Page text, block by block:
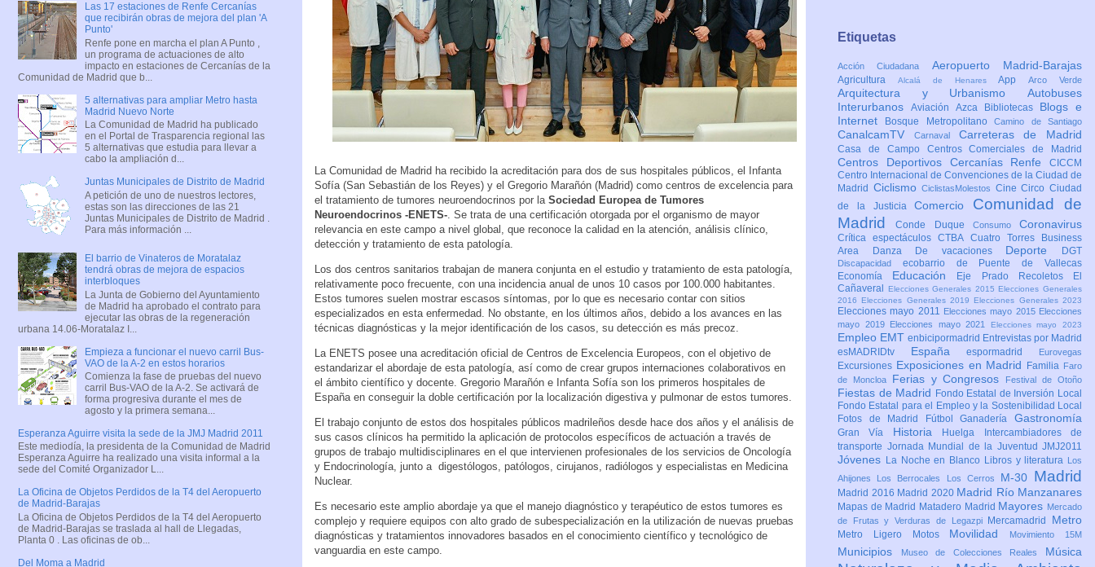
La Comunidad de Madrid ha recibido la acreditación para dos de sus hospitales públicos, el Infanta
Sofía (San Sebastián de los Reyes) y el Gregorio Marañón (Madrid) como centros de excelencia para
el tratamiento de tumores neuroendocrinos por la Sociedad Europea de Tumores
Neuroendocrinos -ENETS- . Se trata de una certificación otorgada por el organismo de mayor
relevancia en este campo a nivel global, que reconoce la calidad en la atención, análisis clínico,
detección y tratamiento de esta patología.
Los dos centros sanitarios trabajan de manera conjunta en el estudio y tratamiento de esta patología,
relativamente poco frecuente, con una incidencia anual de unos 10 casos por 100.000 habitantes.
Estos tumores suelen mostrar escasos síntomas, por lo que es necesario contar con sitios
especializados en esta enfermedad. No obstante, en los últimos años, debido a los avances en las
técnicas diagnósticas y la mejor identificación de los casos, su detección es más precoz.
La ENETS posee una acreditación oficial de Centros de Excelencia Europeos, con el objetivo de
estandarizar el abordaje de esta patología, así como de crear grupos internaciones colaborativos en
el ámbito científico y docente. Gregorio Marañón e Infanta Sofía son los primeros hospitales de
España en conseguir la doble certificación por la localización digestiva y pulmonar de estos tumores.
El trabajo conjunto de estos dos hospitales públicos madrileños desde hace dos años y el análisis de
sus casos clínicos ha permitido la aplicación de protocolos específicos de actuación a través de
grupos de trabajo multidisciplinares en el que intervienen profesionales de los servicios de Oncología
y Endocrinología, junto a digestólogos, patólogos, cirujanos, radiólogos y especialistas en Medicina
Nuclear.
Es necesario este amplio abordaje ya que el manejo diagnóstico y terapéutico de estos tumores es
complejo y requiere equipos con alto grado de subespecialización en la utilización de nuevas pruebas
diagnósticas y tratamientos innovadores basados en el conocimiento científico y tecnológico de
vanguardia en este campo.
Las 17 estaciones de Renfe Cercanías
que recibirán obras de mejora del plan 'A
Punto'
Renfe pone en marcha el plan A Punto ,
un programa de actuaciones de alto
impacto en estaciones de Cercanías de la
Comunidad de Madrid que b...
5 alternativas para ampliar Metro hasta
Madrid Nuevo Norte
La Comunidad de Madrid ha publicado
en el Portal de Trasparencia regional las
5 alternativas que estudia para llevar a
cabo la ampliación d...
Juntas Municipales de Distrito de Madrid
A petición de uno de nuestros lectores,
estas son las direcciones de las 21
Juntas Municipales de Distrito de Madrid .
Para más información ...
El barrio de Vinateros de Moratalaz
tendrá obras de mejora de espacios
interbloques
La Junta de Gobierno del Ayuntamiento
de Madrid ha aprobado el contrato para
ejecutar las obras de la regeneración
urbana 14.06-Moratalaz I...
Empieza a funcionar el nuevo carril Bus-
VAO de la A-2 en estos horarios
Comienza la fase de pruebas del nuevo
carril Bus-VAO de la A-2. Se activará de
forma progresiva durante el mes de
agosto y la primera semana...
Esperanza Aguirre visita la sede de la JMJ Madrid 2011
Este mediodía, la presidenta de la Comunidad de Madrid
Esperanza Aguirre ha realizado una visita informal a la
sede del Comité Organizador L...
La Oficina de Objetos Perdidos de la T4 del Aeropuerto
de Madrid-Barajas
La Oficina de Objetos Perdidos de la T4 del Aeropuerto
de Madrid-Barajas se traslada al hall de Llegadas,
Planta 0 . Las oficinas de ob...
Del Moma a Madrid
Etiquetas
Acción Ciudadana Aeropuerto Madrid-Barajas
Agricultura Alcalá de HenaresAppArco Verde
Arquitectura y Urbanismo Autobuses
Interurbanos Aviación Azca Bibliotecas Blogs e
Internet
Bosque MetropolitanoCamino de Santiago
CanalcamTV Carnaval Carreteras de Madrid
Casa de Campo Centros Comerciales de Madrid
Centros Deportivos Cercanías Renfe CICCM
Centro Internacional de Convenciones de la Ciudad de
Madrid CiclismoCiclistasMolestos CineCircoCiudad
de la JusticiaComercio Comunidad de
MadridConde Duque Consumo Coronavirus
Crítica espectáculosCTBA Cuatro Torres Business
Area
Danza De vacaciones Deporte DGT
Discapacidad ecobarrio de Puente de Vallecas
Economía Educación Eje Prado Recoletos
El
Cañaveral
Elecciones Generales 2015 Elecciones Generales
2016 Elecciones Generales 2019 Elecciones Generales 2023
Elecciones mayo 2011 Elecciones mayo 2015 Elecciones
mayo 2019
Elecciones mayo 2021 Elecciones mayo 2023
Empleo EMT enbicipormadrid Entrevistas por Madrid
esMADRIDtv Españaespormadrid Eurovegas
Excursiones Exposiciones en Madrid Familia Faro
de Moncloa
Ferias y Congresos Festival de Otoño
Fiestas de Madrid Fondo Estatal de Inversión Local
Fondo Estatal para el Empleo y la Sostenibilidad Local
Fotos de Madrid
FútbolGanaderíaGastronomía
Gran Vía Historia Huelga
Intercambiadores de
transporte Jornada Mundial de la Juventud JMJ2011
Jóvenes La Noche en Blanco Libros y literatura
Los
Ahijones
Los Berrocales Los Cerros M-30 Madrid
Madrid 2016 Madrid 2020 Madrid Río Manzanares
Mapas de Madrid Matadero Madrid Mayores Mercado
de Frutas y Verduras de Legazpi
Mercamadrid Metro
Metro Ligero Motos Movilidad Movimiento 15M
Municipios Museo de Colecciones Reales Música